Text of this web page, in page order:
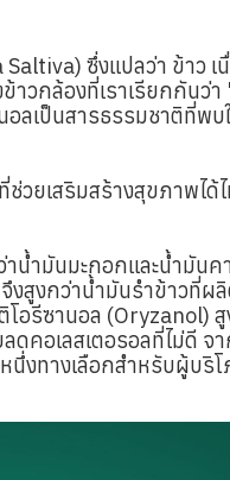
ซึ่งแปลว่า ข้าว เ
วกล้องที่เราเรียกกันว่า
ลเป็นสารธรรมชาติที่พบ
ยเสริมสร้างสุขภาพได้ไ
น้ำมันมะกอกและน้ำมันค
สูงกว่าน้ำมันรำข้าวที่ผลิ
อรีซานอล (Oryzanol) สู
ลดคอเลสเตอรอลที่ไม่ดี
นึ่งทางเลือกสำหรับผู้บริโ